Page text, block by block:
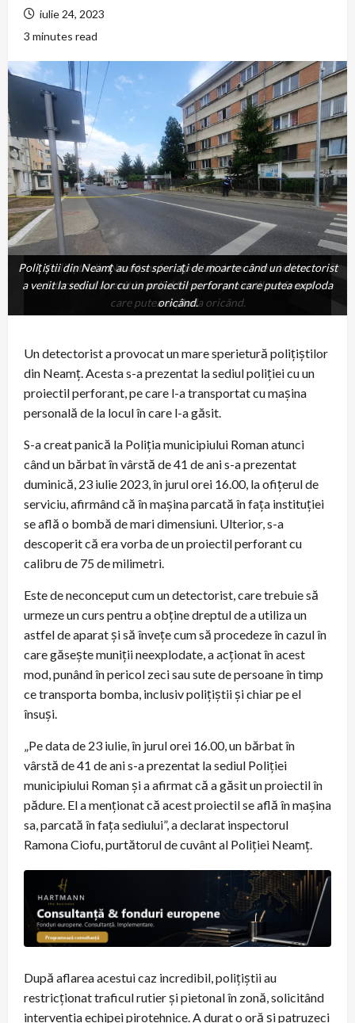
iulie 24, 2023
3 minutes read
Poliţiştii din Neamţ au fost speriaţi de moarte când un
detectorist a venit la sediul lor cu un proiectil perforant
care putea exploda oricând.
Poliţiştii din Neamţ au fost speriaţi de moarte când un detectorist
a venit la sediul lor cu un proiectil perforant care putea exploda
oricând.
Un detectorist a provocat un mare sperietură polițiștilor
din Neamț. Acesta s-a prezentat la sediul poliției cu un
proiectil perforant, pe care l-a transportat cu mașina
personală de la locul în care l-a găsit.
S-a creat panică la Poliția municipiului Roman atunci
când un bărbat în vârstă de 41 de ani s-a prezentat
duminică, 23 iulie 2023, în jurul orei 16.00, la ofițerul de
serviciu, afirmând că în mașina parcată în fața instituției
se află o bombă de mari dimensiuni. Ulterior, s-a
descoperit că era vorba de un proiectil perforant cu
calibru de 75 de milimetri.
Este de neconceput cum un detectorist, care trebuie să
urmeze un curs pentru a obține dreptul de a utiliza un
astfel de aparat și să învețe cum să procedeze în cazul în
care găsește muniții neexplodate, a acționat în acest
mod, punând în pericol zeci sau sute de persoane în timp
ce transporta bomba, inclusiv polițiștii și chiar pe el
însuși.
„Pe data de 23 iulie, în jurul orei 16.00, un bărbat în
vârstă de 41 de ani s-a prezentat la sediul Poliției
municipiului Roman și a afirmat că a găsit un proiectil în
pădure. El a menționat că acest proiectil se află în mașina
sa, parcată în fața sediului”, a declarat inspectorul
Ramona Ciofu, purtătorul de cuvânt al Poliției Neamț.
După aflarea acestui caz incredibil, polițiștii au
restricționat traficul rutier și pietonal în zonă, solicitând
intervenția echipei pirotehnice. A durat o oră și patruzeci